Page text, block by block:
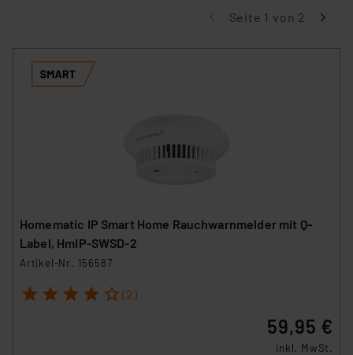
Seite 1 von 2
Homematic IP Smart Home Rauchwarnmelder mit Q-
Label, HmIP-SWSD-2
Artikel-Nr. 156587
1 2 3 4 5 (2)
59,95 €
inkl. MwSt.